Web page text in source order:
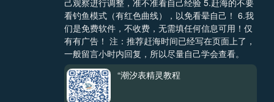
己观察进行调整，准不准看自己经验 5.赶海的不要
看钓鱼模式（有红色曲线），以免看晕自己！ 6.我
们是免费软件，不收费，无需填任何信息可用！仅
有有广告！ 注：推荐赶海时间已经写在页面上了，
一般留言小时内回复，所以尽量自己学会查看。
“潮汐表精灵教程